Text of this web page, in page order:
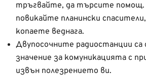
тръгвайте, да търсите помощ.
повикайте планински
копаете веднага.
Двупосочните радиостанции
значение за комуникацията с
извън полезрението ви.